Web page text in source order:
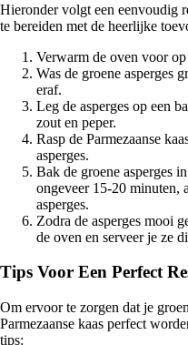
Hieronder volgt een eenvoudig
te bereiden met de heerlijke
Verwarm de oven voor
Was de groene asperges
eraf.
Leg de asperges op een
zout en peper.
Rasp de Parmezaanse
asperges.
Bak de groene asperges
ongeveer 15-20 minuten,
asperges.
Zodra de asperges mooi
de oven en serveer je ze
Tips Voor Een Perfect
Om ervoor te zorgen dat je
Parmezaanse kaas perfect
tips: